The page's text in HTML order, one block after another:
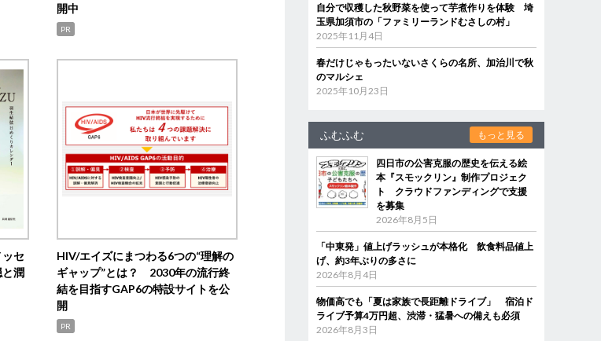
開中
PR
ッセ
潤
HIV/エイズにまつわる6つの“理解の
ギャップ”とは？ 2030年の流行終
結を目指すGAP6の特設サイトを公
開
PR
自分で収穫した秋野菜を使って芋煮作りを体験 埼
玉県加須市の「ファミリーランドむさしの村」
2025年11月4日
春だけじゃもったいないさくらの名所、加治川で秋
のマルシェ
2025年10月23日
ふむふむ もっと見る
四日市の公害克服の歴史を伝える絵
本『スモックリン』制作プロジェク
ト クラウドファンディングで支援
を募集
2026年8月5日
「中東発」値上げラッシュが本格化 飲食料品値上
げ、約3年ぶりの多さに
2026年8月4日
物価高でも「夏は家族で長距離ドライブ」 宿泊ド
ライブ予算4万円超、渋滞・猛暑への備えも必須
2026年8月3日